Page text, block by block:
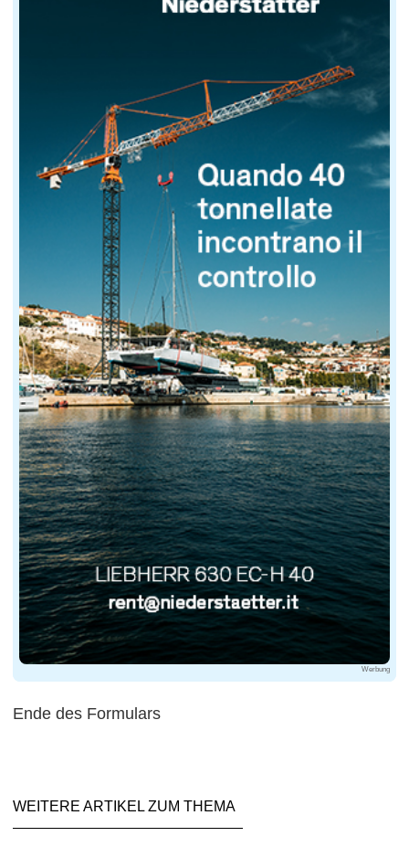
Werbung
Ende des Formulars
WEITERE ARTIKEL ZUM THEMA